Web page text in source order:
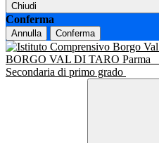
Chiudi
Conferma
Annulla Conferma
BORGO VAL DI TARO Parma
Secondaria di primo grado